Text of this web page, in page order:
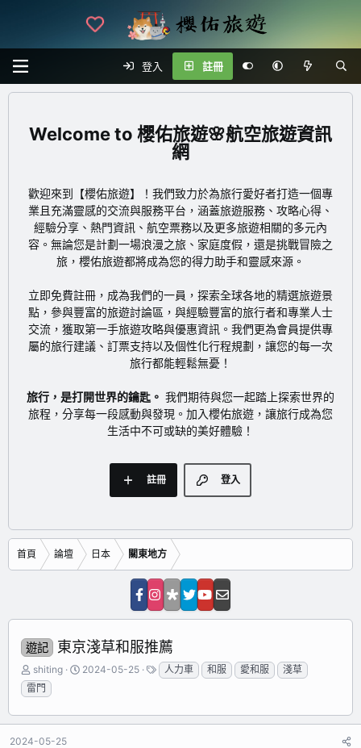
登入 註冊
櫻佑旅遊🌸航空旅遊資訊
網
歡迎來到【櫻佑旅遊】！我們致力於為旅行愛好者打造一個專
業且充滿靈感的交流與服務平台，涵蓋旅遊服務、攻略心得、
經驗分享、熱門資訊、航空票務以及更多旅遊相關的多元內
容。無論您是計劃一場浪漫之旅、家庭度假，還是挑戰冒險之
旅，櫻佑旅遊都將成為您的得力助手和靈感來源。
立即免費註冊 ，成為我們的一員，探索全球各地的精選旅遊景
點，參與豐富的旅遊討論區，與經驗豐富的旅行者和專業人士
交流，獲取第一手旅遊攻略與優惠資訊。我們更為會員提供專
屬的旅行建議、訂票支持以及個性化行程規劃，讓您的每一次
旅行都能輕鬆無憂！
旅行，是打開世界的鑰匙。 我們期待與您一起踏上探索世界的
旅程，分享每一段感動與發現。加入櫻佑旅遊，讓旅行成為您
生活中不可或缺的美好體驗！
登入
註冊
首頁 論壇 日本 關東地方
遊記 東京淺草和服推薦
主
題
發
者
shiting
開
2024-05-25
標
籤
人力車 和服 愛和服
淺草
雷門
2024-05-25